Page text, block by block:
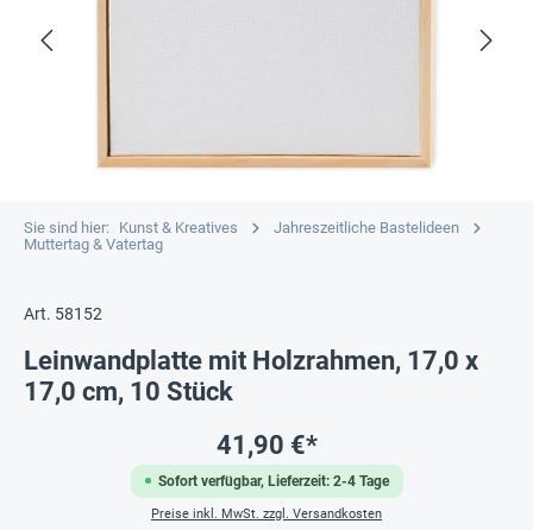
Sie sind hier: Kunst & Kreatives
Jahreszeitliche Bastelideen
Muttertag & Vatertag
Art. 58152
Leinwandplatte mit Holzrahmen, 17,0 x
17,0 cm, 10 Stück
Sofort verfügbar, Lieferzeit: 2-4 Tage
41,90 €*
Preise inkl. MwSt. zzgl. Versandkosten